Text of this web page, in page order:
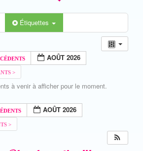
Étiquettes
AOÛT 2026
à venir à afficher pour le moment.
AOÛT 2026